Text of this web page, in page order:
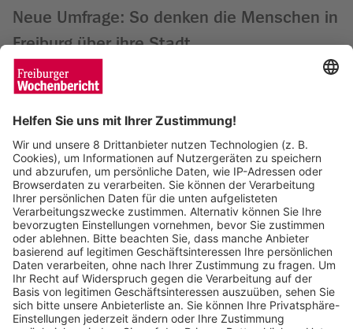
Neue Umfrage: So denken die Menschen in
Freiburg über ihre Stadt